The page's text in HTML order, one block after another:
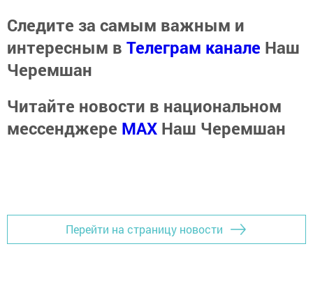
Следите за самым важным и
интересным в Телеграм канале Наш
Черемшан
Читайте новости в национальном
мессенджере MАХ Наш Черемшан
Перейти на страницу новости